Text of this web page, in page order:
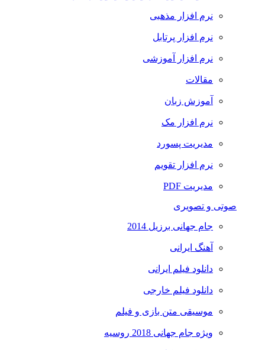
نرم افزار مذهبی
نرم افزار پرتابل
نرم افزار آموزشی
مقالات
آموزش زبان
نرم افزار مک
مدیریت پسورد
نرم افزار تقویم
مدیریت PDF
صوتی و تصویری
جام جهانی برزیل 2014
آهنگ ایرانی
دانلود فیلم ایرانی
دانلود فیلم خارجی
موسیقی متن بازی و فیلم
ویژه جام جهانی 2018 روسیه